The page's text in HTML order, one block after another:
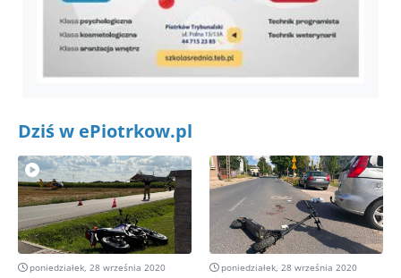
Dziś w ePiotrkow.pl
poniedziałek, 28 września 2020 poniedziałek, 28 września 2020